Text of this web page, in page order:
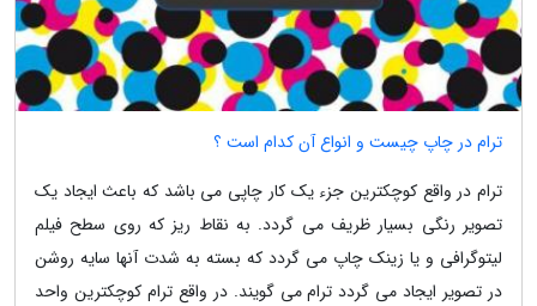
ترام در چاپ چیست و انواع آن کدام است ؟
ترام در واقع کوچکترین جزء یک کار چاپی می باشد که باعث ایجاد یک
تصویر رنگی بسیار ظریف می گردد. به نقاط ریز که روی سطح فیلم
لیتوگرافی و یا زینک چاپ می گردد که بسته به شدت آنها سایه روشن
در تصویر ایجاد می گردد ترام می گویند. در واقع ترام کوچکترین واحد